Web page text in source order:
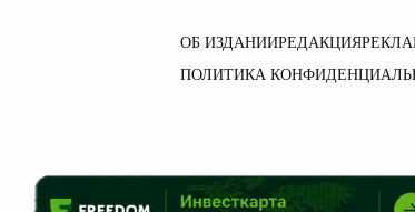
ОБ ИЗДАНИИРЕДАКЦИЯ
ПОЛИТИКА